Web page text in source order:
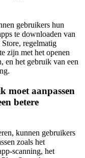
gebruikers hun
te downloaden van
regelmatig
zijn met het openen
en het gebruik van een
moet aanpassen
betere
kunnen gebruikers
zoals het
scanning, het